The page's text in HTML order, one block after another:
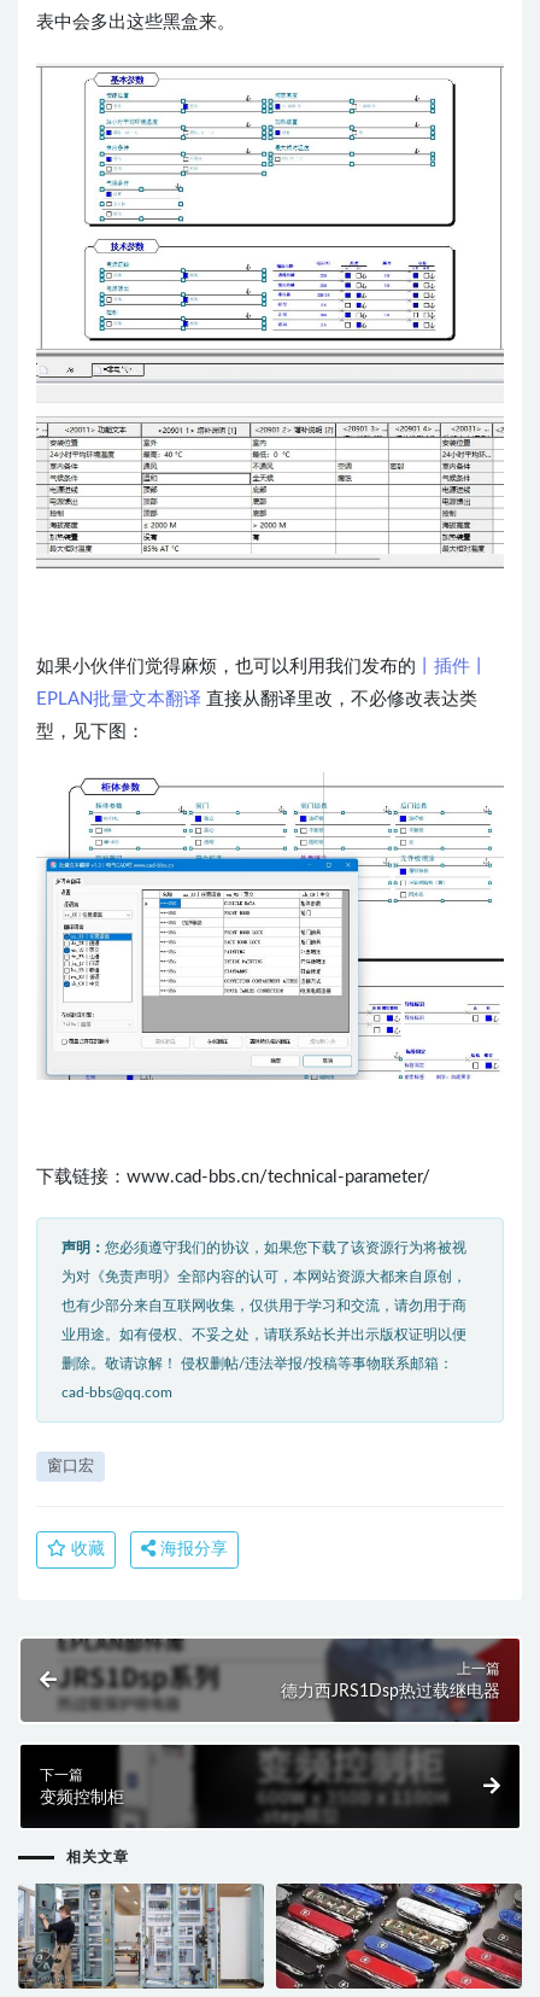
表中会多出这些黑盒来。
如果小伙伴们觉得麻烦，也可以利用我们发布的 丨插件丨
EPLAN批量文本翻译 直接从翻译里改，不必修改表达类
型，见下图：
下载链接：www.cad-bbs.cn/technical-parameter/
声明： 您必须遵守我们的协议，如果您下载了该资源行为将被视
为对《免责声明》全部内容的认可，本网站资源大都来自原创，
也有少部分来自互联网收集，仅供用于学习和交流，请勿用于商
业用途。如有侵权、不妥之处，请联系站长并出示版权证明以便
删除。敬请谅解！ 侵权删帖/违法举报/投稿等事物联系邮箱：
cad-bbs@qq.com
窗口宏
收藏 海报分享
上一篇
德力西JRS1Dsp热过载继电器
下一篇
变频控制柜
相关文章